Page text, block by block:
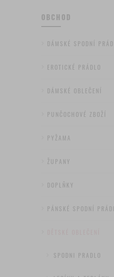
OBCHOD
DÁMSKÉ SPODNÍ
EROTICKÉ PRÁDLO
DÁMSKÉ OBLEČENÍ
PUNČOCHOVÉ ZBOŽÍ
PYŽAMA
ŽUPANY
DOPLŇKY
PÁNSKÉ SPODNÍ
SPODNI PRADLO